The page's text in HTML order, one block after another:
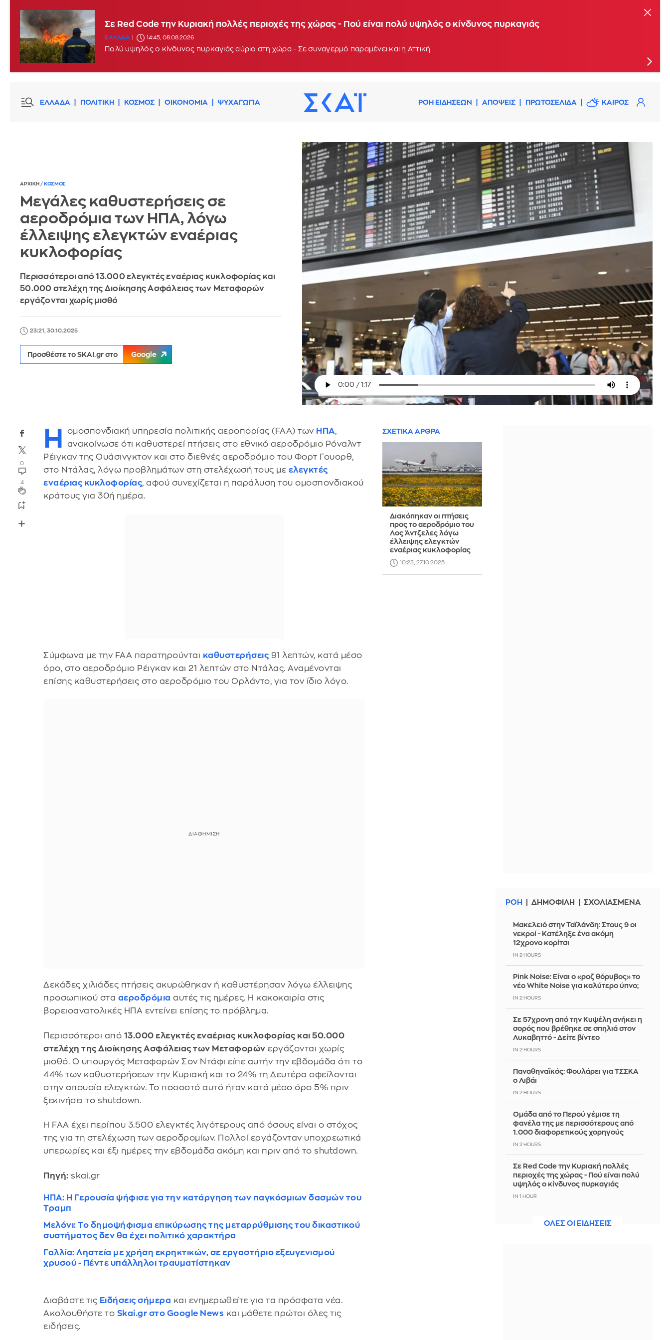
Σφοδροί άνεμοι και υψηλές θερμοκρασίες τις επόμενες ημέρες - Συνεδρίαση της Επιτροπής Εκτίμησης Κινδύνου
Σε επιφυλακή η Πολιτική Προστασία για τις καιρικές συνθήκες των επόμενων ημερών - Τη Δευτέρα 10 Αυγούστου οι άνεμοι αναμένεται θα
ενισχυθούν περαιτέρω
Σε Red Code την Κυριακή πολλές περιοχές της χώρας - Πού είναι πολύ υψηλός ο κίνδυνος πυρκαγιάς
ΕΛΛΑΔΑ 14:45, 08.08.2026
Πολύ υψηλός ο κίνδυνος πυρκαγιάς αύριο στη χώρα - Σε συναγερμό παραμένει και η Αττική
ΕΛΛΑΔΑ ΠΟΛΙΤΙΚΗ ΚΟΣΜΟΣ ΟΙΚΟΝΟΜΙΑ ΨΥΧΑΓΩΓΙΑ ΡΟΗ ΕΙΔΗΣΕΩΝ ΑΠΟΨΕΙΣ ΠΡΩΤΟΣΕΛΙΔΑ ΚΑΙΡΟΣ
ΑΡΧΙΚΗ / ΚΟΣΜΟΣ
Μεγάλες καθυστερήσεις σε
αεροδρόμια των ΗΠΑ, λόγω
έλλειψης ελεγκτών εναέριας
κυκλοφορίας
Περισσότεροι από 13.000 ελεγκτές εναέριας κυκλοφορίας και
50.000 στελέχη της Διοίκησης Ασφάλειας των Μεταφορών
εργάζονται χωρίς μισθό
23:21, 30.10.2025
Προσθέστε το SKAI.gr στο Google
0
4
Η ομοσπονδιακή υπηρεσία πολιτικής αεροπορίας (FAA) των ΗΠΑ,
ανακοίνωσε ότι καθυστερεί πτήσεις στο εθνικό αεροδρόμιο Ρόναλντ
Ρέιγκαν της Ουάσινγκτον και στο διεθνές αεροδρόμιο του Φορτ Γουορθ,
στο Ντάλας, λόγω προβλημάτων στη στελέχωσή τους με ελεγκτές
εναέριας κυκλοφορίας, αφού συνεχίζεται η παράλυση του ομοσπονδιακού
κράτους για 30ή ημέρα.
Σύμφωνα με την FAA παρατηρούνται καθυστερήσεις 91 λεπτών, κατά μέσο
όρο, στο αεροδρόμιο Ρέιγκαν και 21 λεπτών στο Ντάλας. Αναμένονται
επίσης καθυστερήσεις στο αεροδρόμιο του Ορλάντο, για τον ίδιο λόγο.
Δεκάδες χιλιάδες πτήσεις ακυρώθηκαν ή καθυστέρησαν λόγω έλλειψης
προσωπικού στα αεροδρόμια αυτές τις ημέρες. Η κακοκαιρία στις
βορειοανατολικές ΗΠΑ εντείνει επίσης το πρόβλημα.
Περισσότεροι από 13.000 ελεγκτές εναέριας κυκλοφορίας και 50.000
στελέχη της Διοίκησης Ασφάλειας των Μεταφορών εργάζονται χωρίς
μισθό. Ο υπουργός Μεταφορών Σον Ντάφι είπε αυτήν την εβδομάδα ότι το
44% των καθυστερήσεων την Κυριακή και το 24% τη Δευτέρα οφείλονται
στην απουσία ελεγκτών. Το ποσοστό αυτό ήταν κατά μέσο όρο 5% πριν
ξεκινήσει το shutdown.
Η FAA έχει περίπου 3.500 ελεγκτές λιγότερους από όσους είναι ο στόχος
της για τη στελέχωση των αεροδρομίων. Πολλοί εργάζονταν υποχρεωτικά
υπερωρίες και έξι ημέρες την εβδομάδα ακόμη και πριν από το shutdown.
Πηγή: skai.gr
ΗΠΑ: Η Γερουσία ψήφισε για την κατάργηση των παγκόσμιων δασμών του
Τραμπ
Mελόνι: Το δημοψήφισμα επικύρωσης της μεταρρύθμισης του δικαστικού
συστήματος δεν θα έχει πολιτικό χαρακτήρα
Γαλλία: Ληστεία με χρήση εκρηκτικών, σε εργαστήριο εξευγενισμού
χρυσού - Πέντε υπάλληλοι τραυματίστηκαν
Διαβάστε τις Ειδήσεις σήμερα και ενημερωθείτε για τα πρόσφατα νέα.
Ακολουθήστε το Skai.gr στο Google News και μάθετε πρώτοι όλες τις
ειδήσεις.
ΣΧΕΤΙΚΑ ΑΡΘΡΑ
Διακόπηκαν οι πτήσεις
προς το αεροδρόμιο του
Λος Άντζελες λόγω
έλλειψης ελεγκτών
εναέριας κυκλοφορίας
10:23, 27.10.2025
ΡΟΗ ΔΗΜΟΦΙΛΗ ΣΧΟΛΙΑΣΜΕΝΑ
Μακελειό στην Ταϊλάνδη: Στους 9 οι
νεκροί - Κατέληξε ένα ακόμη
12χρονο κορίτσι
IN 2 HOURS
Pink Noise: Είναι ο «ροζ θόρυβος» το
νέο White Noise για καλύτερο ύπνο;
IN 2 HOURS
Σε 57χρονη από την Κυψέλη ανήκει η
σορός που βρέθηκε σε σπηλιά στον
Λυκαβηττό - Δείτε βίντεο
IN 2 HOURS
Παναθηναϊκός: Φουλάρει για ΤΣΣΚΑ
ο Λιβάι
IN 2 HOURS
Ομάδα από το Περού γέμισε τη
φανέλα της με περισσότερους από
1.000 διαφορετικούς χορηγούς
IN 2 HOURS
Σε Red Code την Κυριακή πολλές
περιοχές της χώρας - Πού είναι πολύ
υψηλός ο κίνδυνος πυρκαγιάς
IN 1 HOUR
ADNOC στο Στενό του Ορμούζ
ΟΛΕΣ ΟΙ ΕΙΔΗΣΕΙΣ